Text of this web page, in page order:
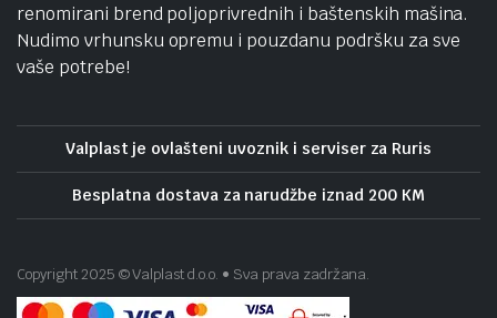
renomirani brend poljoprivrednih i baštenskih mašina.
Nudimo vrhunsku opremu i pouzdanu podršku za sve
vaše potrebe!
Valplast je ovlašteni uvoznik i serviser za Ruris
Besplatna dostava za narudžbe iznad 200 KM
Copyright 2025 © Valplast d.o.o. • Sva prava zadržana.